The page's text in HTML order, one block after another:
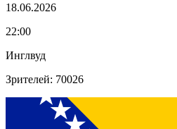
18.06.2026
22:00
Инглвуд
Зрителей: 70026